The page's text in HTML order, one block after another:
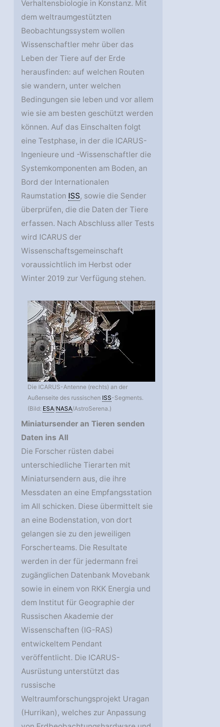
Verhaltensbiologie in Konstanz. Mit
dem weltraumgestützten
Beobachtungssystem wollen
Wissenschaftler mehr über das
Leben der Tiere auf der Erde
herausfinden: auf welchen Routen
sie wandern, unter welchen
Bedingungen sie leben und vor allem
wie sie am besten geschützt werden
können. Auf das Einschalten folgt
eine Testphase, in der die ICARUS-
Ingenieure und -Wissenschaftler die
Systemkomponenten am Boden, an
Bord der Internationalen
Raumstation ISS, sowie die Sender
überprüfen, die die Daten der Tiere
erfassen. Nach Abschluss aller Tests
wird ICARUS der
Wissenschaftsgemeinschaft
voraussichtlich im Herbst oder
Winter 2019 zur Verfügung stehen.
Die ICARUS-Antenne (rechts) an der
Außenseite des russischen ISS-Segments.
(Bild: ESA/NASA/AstroSerena.)
Miniatursender an Tieren senden
Daten ins All
Die Forscher rüsten dabei
unterschiedliche Tierarten mit
Miniatursendern aus, die ihre
Messdaten an eine Empfangsstation
im All schicken. Diese übermittelt sie
an eine Bodenstation, von dort
gelangen sie zu den jeweiligen
Forscherteams. Die Resultate
werden in der für jedermann frei
zugänglichen Datenbank Movebank
sowie in einem von RKK Energia und
dem Institut für Geographie der
Russischen Akademie der
Wissenschaften (IG-RAS)
entwickeltem Pendant
veröffentlicht. Die ICARUS-
Ausrüstung unterstützt das
russische
Weltraumforschungsprojekt Uragan
(Hurrikan), welches zur Anpassung